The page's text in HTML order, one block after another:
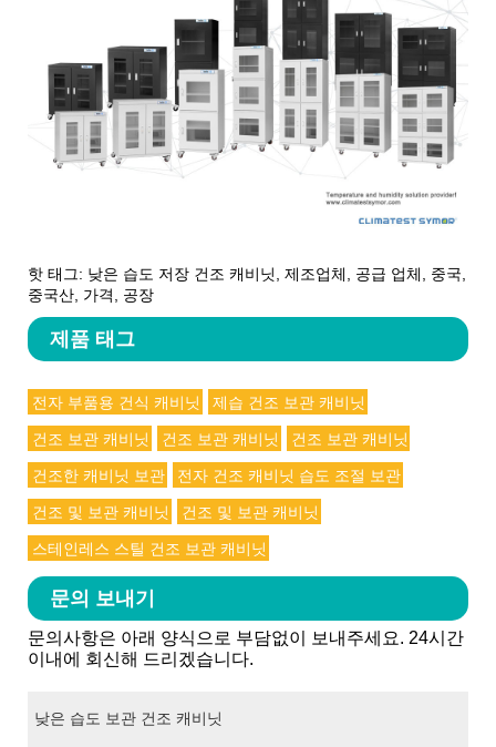
핫 태그: 낮은 습도 저장 건조 캐비닛, 제조업체, 공급 업체, 중국,
중국산, 가격, 공장
제품 태그
전자 부품용 건식 캐비닛 제습 건조 보관 캐비닛
건조 보관 캐비닛 건조 보관 캐비닛 건조 보관 캐비닛
건조한 캐비닛 보관 전자 건조 캐비닛 습도 조절 보관
건조 및 보관 캐비닛 건조 및 보관 캐비닛
스테인레스 스틸 건조 보관 캐비닛
문의 보내기
문의사항은 아래 양식으로 부담없이 보내주세요. 24시간
이내에 회신해 드리겠습니다.